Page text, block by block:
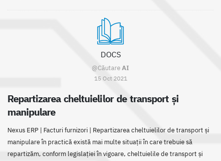
DOCS
@CăutareAI
15 Oct 2021
Repartizarea cheltuielilor de transport și
manipulare
Nexus ERP | Facturi furnizori | Repartizarea cheltuielilor de transport și
manipulare în practică există mai multe situații în care trebuie să
repartizăm, conform legislației în vigoare, cheltuielile de transport și